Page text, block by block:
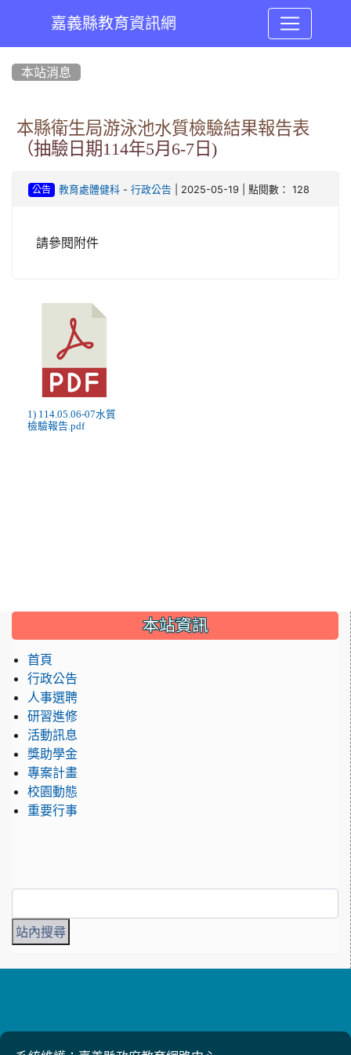
嘉義縣教育資訊網
本站消息
本縣衛生局游泳池水質檢驗結果報告表
（抽驗日期114年5月6-7日)
公告 教育處體健科- 行政公告 | 2025-05-19 | 點閱數： 128
請參閱附件
1) 114.05.06-07水質
檢驗報告.pdf
::: 本站資訊
首頁
行政公告
人事選聘
研習進修
活動訊息
獎助學金
專案計畫
校園動態
重要行事